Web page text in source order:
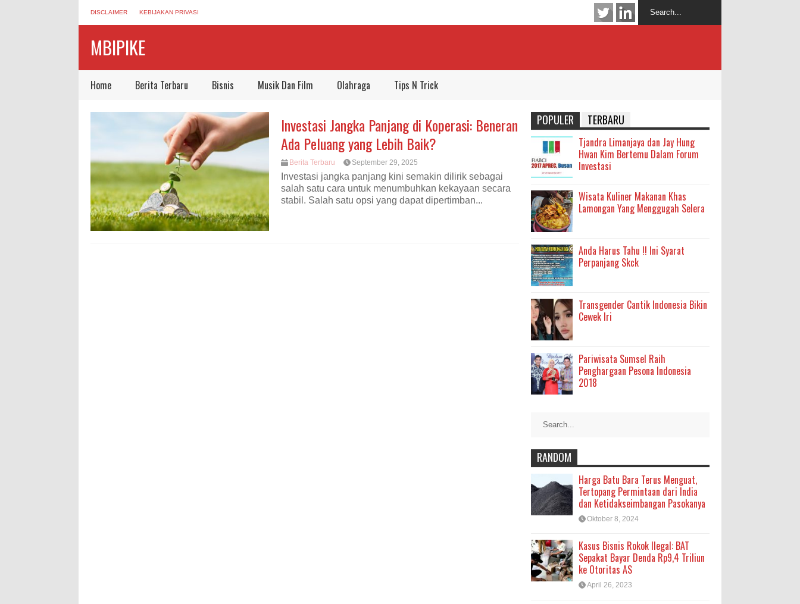
DISCLAIMER KEBIJAKAN PRIVASI
MBIPIKE
Home Berita Terbaru Bisnis Musik Dan Film Olahraga Tips N Trick
Investasi Jangka Panjang di Koperasi: Beneran
Ada Peluang yang Lebih Baik?
Berita Terbaru September 29, 2025
Investasi jangka panjang kini semakin dilirik sebagai
salah satu cara untuk menumbuhkan kekayaan secara
stabil. Salah satu opsi yang dapat dipertimban...
POPULER TERBARU
Tjandra Limanjaya dan Jay Hung
Hwan Kim Bertemu Dalam Forum
Investasi
Wisata Kuliner Makanan Khas
Lamongan Yang Menggugah Selera
Anda Harus Tahu !! Ini Syarat
Perpanjang Skck
Transgender Cantik Indonesia Bikin
Cewek Iri
Pariwisata Sumsel Raih
Penghargaan Pesona Indonesia
2018
RANDOM
Harga Batu Bara Terus Menguat,
Tertopang Permintaan dari India
dan Ketidakseimbangan Pasokanya
Oktober 8, 2024
Kasus Bisnis Rokok Ilegal: BAT
Sepakat Bayar Denda Rp9,4 Triliun
ke Otoritas AS
April 26, 2023